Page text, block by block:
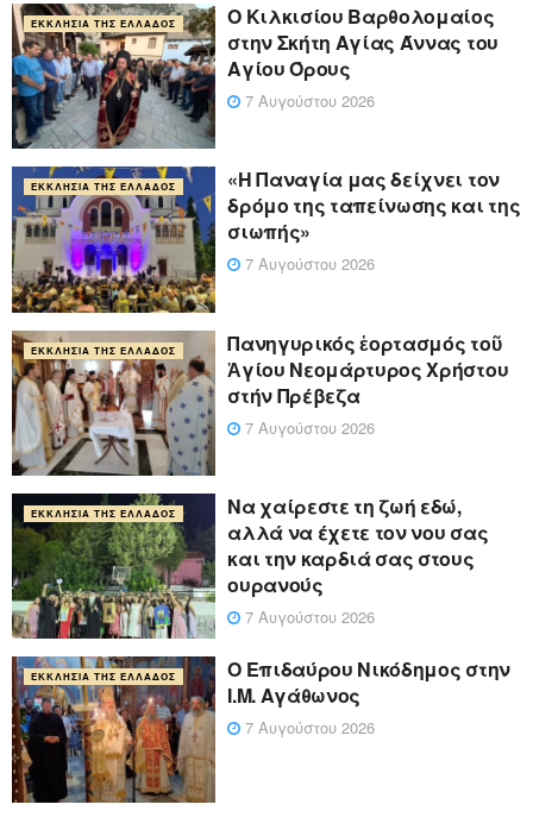
ΕΚΚΛΗΣΊΑ ΤΗΣ ΕΛΛΆΔΟΣ
Ο Κιλκισίου Βαρθολομαίος
στην Σκήτη Αγίας Άννας του
Αγίου Όρους
7 Αυγούστου 2026
ΕΚΚΛΗΣΊΑ ΤΗΣ ΕΛΛΆΔΟΣ
«Η Παναγία μας δείχνει τον
δρόμο της ταπείνωσης και της
σιωπής»
7 Αυγούστου 2026
ΕΚΚΛΗΣΊΑ ΤΗΣ ΕΛΛΆΔΟΣ
Πανηγυρικός ἑορτασμός τοῦ
Ἁγίου Νεομάρτυρος Χρήστου
στήν Πρέβεζα
7 Αυγούστου 2026
ΕΚΚΛΗΣΊΑ ΤΗΣ ΕΛΛΆΔΟΣ
Να χαίρεστε τη ζωή εδώ,
αλλά να έχετε τον νου σας
και την καρδιά σας στους
ουρανούς
7 Αυγούστου 2026
ΕΚΚΛΗΣΊΑ ΤΗΣ ΕΛΛΆΔΟΣ
Ο Επιδαύρου Νικόδημος στην
Ι.Μ. Αγάθωνος
7 Αυγούστου 2026